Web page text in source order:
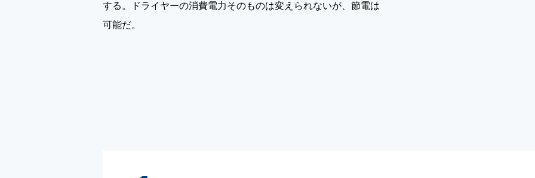
する。ドライヤーの消費電力そのものは変えられないが、節電は
可能だ。